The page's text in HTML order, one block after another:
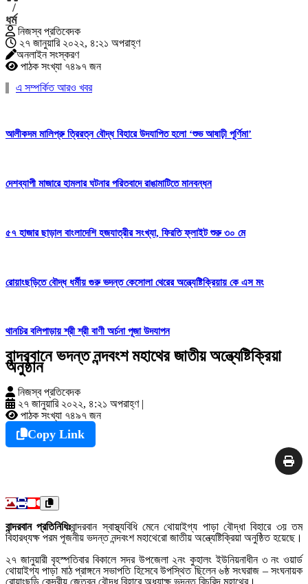
/
ধর্ম
নিজস্ব প্রতিবেদক
২৭ জানুয়ারি ২০২২, ৪:২১ অপরাহ্ণ
অনলাইন সংস্করণ
পাঠক সংখ্যা ৭৪৯৭ জন
এ সম্পর্কিত আরও খবর
আলীকদম মালিপ্রু ত্রিরত্ন বৌদ্ধ বিহারে উদযাপিত হলো ‘শুভ আষাঢ়ী পূর্ণিমা’
দেশব্যাপী মাজারে হামলার ঘটনার পরিতবাদে রাঙামাটিতে মানবন্ধন
৫৭ হাজার ছাড়াল বাংলাদেশি হজযাত্রীর সংখ্যা, ফিরতি ফ্লাইট শুরু ৩০ মে
রোয়াংছড়িতে বৌদ্ধ ধর্মীয় গুরু ভদন্ত কেসোলা থেরের অন্ত্যেষ্টিক্রিয়ায় কে এস মং
থানচির বলিপাড়ায় শ্রী শ্রী বাণী অর্চনা পূজা উদযাপন
বান্দরবানে ভদন্ত নন্দবংশ মহাথের জাতীয় অন্ত্যেষ্টিক্রিয়া
অনুষ্ঠান
নিজস্ব প্রতিবেদক
২৭ জানুয়ারি ২০২২, ৪:২১ অপরাহ্ণ |
পাঠক সংখ্যা ৭৪৯৭ জন
Copy Link
বান্দরবান প্রতিনিধিঃবান্দরবান স্বাস্থ্যবিধি মেনে থোয়াইগ্য পাড়া বৌদ্ধা বিহারে ৩য় তম
বিহারধ্যক্ষ পরম পূজনীয় ভদন্ত নন্দবংশ মহাথেরো জাতীয় অন্ত্যেষ্টিক্রিয়া অনুষ্ঠিত হয়েছে।
২৭ জানুয়ারী বৃহস্পতিবার বিকালে সদর উপজেলা ২নং কুহালং ইউনিয়নাধীন ৩ নং ওয়ার্ড
থোয়াইগ্য পাড়া মাঠ প্রাঙ্গনে সভাপতি হিসেবে উপস্থিত ছিলেন ৬ষ্ঠ সংঘরাজ – সংঘনায়ক